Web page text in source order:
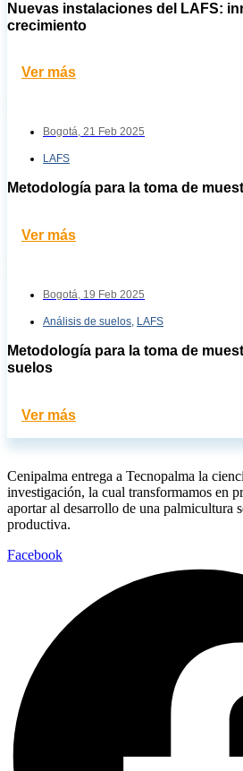
Nuevas instalaciones del LAFS:
crecimiento
Ver más
Bogotá, 21 Feb 2025
LAFS
Metodología para la toma de
Ver más
Bogotá, 19 Feb 2025
Análisis de suelos, LAFS
Metodología para la toma de
suelos
Ver más
Cenipalma entrega a Tecnopalma la
investigación, la cual transformamos en
aportar al desarrollo de una palmicultura
productiva.
Facebook